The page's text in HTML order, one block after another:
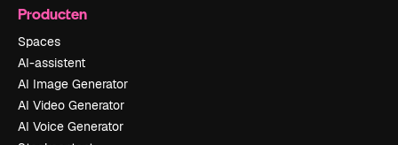
Producten
Spaces
AI-assistent
AI Image Generator
AI Video Generator
AI Voice Generator